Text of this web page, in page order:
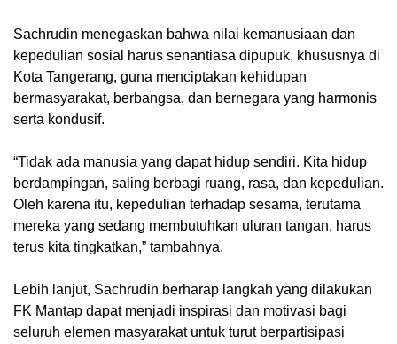
‎Sachrudin menegaskan bahwa nilai kemanusiaan dan
kepedulian sosial harus senantiasa dipupuk, khususnya di
Kota Tangerang, guna menciptakan kehidupan
bermasyarakat, berbangsa, dan bernegara yang harmonis
serta kondusif.
‎“Tidak ada manusia yang dapat hidup sendiri. Kita hidup
berdampingan, saling berbagi ruang, rasa, dan kepedulian.
Oleh karena itu, kepedulian terhadap sesama, terutama
mereka yang sedang membutuhkan uluran tangan, harus
terus kita tingkatkan,” tambahnya.
‎Lebih lanjut, Sachrudin berharap langkah yang dilakukan
FK Mantap dapat menjadi inspirasi dan motivasi bagi
seluruh elemen masyarakat untuk turut berpartisipasi